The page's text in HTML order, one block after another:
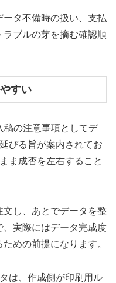
タ不備時の扱い、支払
ブルの芽を摘む確認順
すい
稿の注意事項としてデ
びる旨が案内されてお
ま成否を左右すること
文し、あとでデータを整
、実際にはデータ完成度
めの前提になります。
は、作成側が印刷用ル